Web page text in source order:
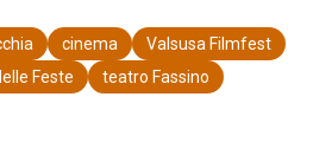
cinema
Valsusa Filmfest
Feste
teatro Fassino